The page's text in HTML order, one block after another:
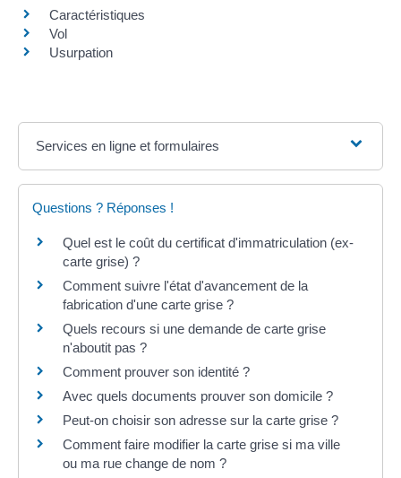
Caractéristiques
Vol
Usurpation
Services en ligne et formulaires
Questions ? Réponses !
Quel est le coût du certificat d'immatriculation (ex-
carte grise) ?
Comment suivre l'état d'avancement de la
fabrication d'une carte grise ?
Quels recours si une demande de carte grise
n'aboutit pas ?
Comment prouver son identité ?
Avec quels documents prouver son domicile ?
Peut-on choisir son adresse sur la carte grise ?
Comment faire modifier la carte grise si ma ville
ou ma rue change de nom ?